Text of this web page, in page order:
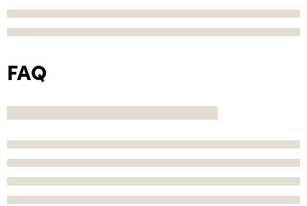
FAQ